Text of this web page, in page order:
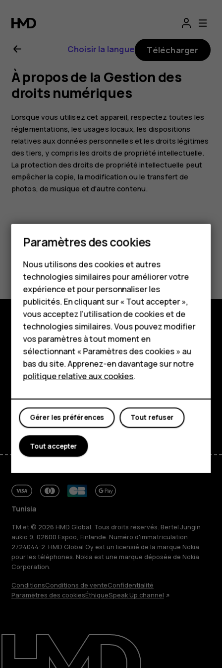
Guide
de
l'utilisateur
Nokia
G21
Smartphones
Téléphones classiques
HMD Terra M
Pour les entreprises
Tablettes
Boutique
Mon compte
Réparer, réutiliser, recycler
Responsable
Assistance
Choisir la langue Télécharger
À propos de la Gestion des
droits numériques
Lorsque vous utilisez cet appareil, respectez toutes les
réglementations, les usages locaux, les dispositions
relatives aux données personnelles et les droits légitimes
des tiers, y compris les droits de propriété intellectuelle.
La protection des droits de propriété intellectuelle peut
empêcher la copie, la modification ou le transfert de
photos, de musique et d'autre contenu.
Avez-vous trouvé cela utile?
Oui Non
À propos
Planet and people
Assistance
FacebookInstagram
TiktokYoutubeLinkedinDiscord
Tunisia
TM et © 2026 HMD Global. Tous droits réservés. Bertel Jungin
aukio 9, 02600 Espoo, Finlande. Numéro d'immatriculation
2724044-2. HMD Global Oy est un licensié de la marque Nokia
pour les téléphones. Nokia est une marque déposée de Nokia
Corporation.
ConditionsConditions de venteConfidentialité
Paramètres des cookiesÉthiqueSpeak Up channel
Paramètres des cookies
Nous utilisons des cookies et autres
technologies similaires pour améliorer votre
expérience et pour personnaliser les
publicités. En cliquant sur « Tout accepter »,
vous acceptez l’utilisation de cookies et de
technologies similaires. Vous pouvez modifier
vos paramètres à tout moment en
sélectionnant « Paramètres des cookies » au
bas du site. Apprenez-en davantage sur notre
politique relative aux cookies.
Tout refuser
Gérer les préférences
Tout accepter